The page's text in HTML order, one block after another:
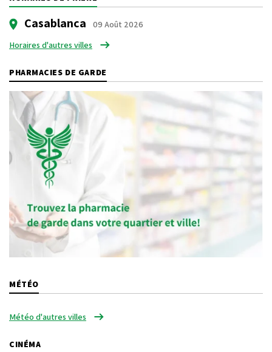
Casablanca
09 Août 2026
Horaires d'autres villes
PHARMACIES DE GARDE
MÉTÉO
Météo d'autres villes
CINÉMA